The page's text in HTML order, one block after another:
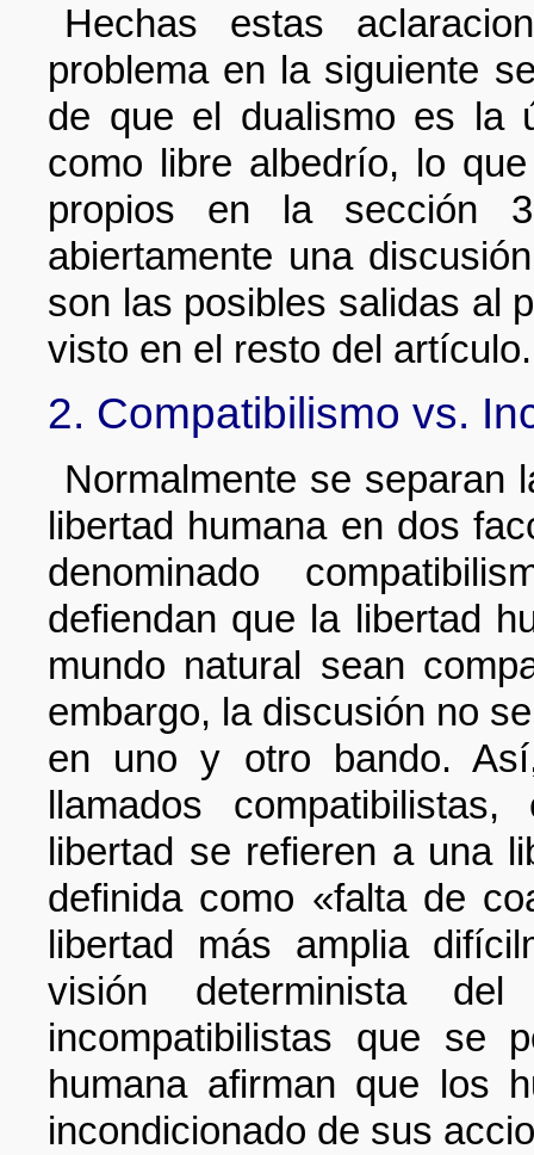
Hechas estas
problema en la siguiente
de que el dualismo es la
como libre albedrío, lo
propios en la sección
abiertamente una
son las posibles salidas al
visto en el resto del artículo.
2. Compatibilismo vs.
Normalmente se separan
libertad humana en dos
denominado
defiendan que la libertad
mundo natural sean
embargo, la discusión no
en uno y otro bando.
llamados
libertad se refieren a una
definida como «falta de
libertad más amplia
visión determinista
incompatibilistas que se
humana afirman que los
incondicionado de sus